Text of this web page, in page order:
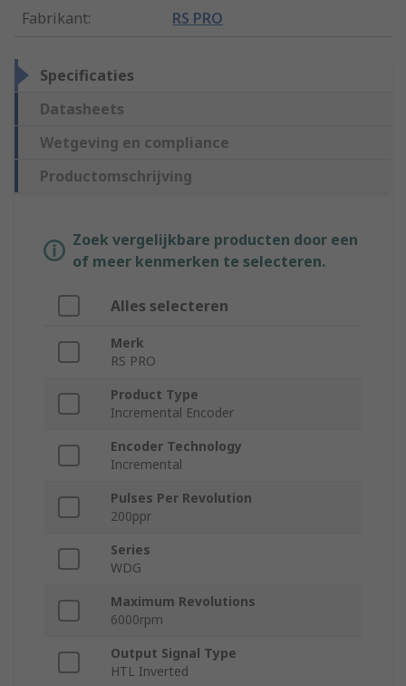
Fabrikant: RS PRO
Specificaties
Datasheets
Wetgeving en compliance
Productomschrijving
Zoek vergelijkbare producten door een
of meer kenmerken te selecteren.
Alles selecteren
Merk
RS PRO
Product Type
Incremental Encoder
Encoder Technology
Incremental
Pulses Per Revolution
200ppr
Series
WDG
Maximum Revolutions
6000rpm
Output Signal Type
HTL Inverted